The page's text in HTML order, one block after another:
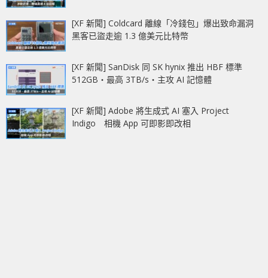
[XF 新聞] Coldcard 離線「冷錢包」爆出致命漏洞
黑客已盜走逾 1.3 億美元比特幣
[XF 新聞] SanDisk 同 SK hynix 推出 HBF 標準
512GB‧最高 3TB/s‧主攻 AI 記憶體
[XF 新聞] Adobe 將生成式 AI 塞入 Project
Indigo 相機 App 可即影即改相